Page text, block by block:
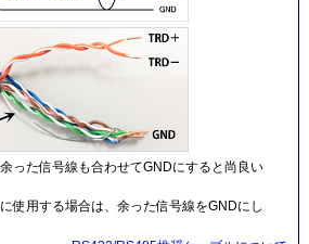
った信号線も合わせてGNDにすると尚良い
使用する場合は、余った信号線をGNDにし